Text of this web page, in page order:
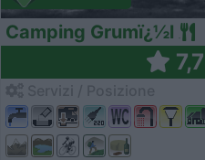
Camping Grumï¿½l
7,7